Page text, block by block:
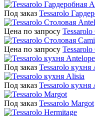
Под заказ Tessarolo
Цена по запросу
Цена по запросу
Под заказ Tessarolo кухня
Под заказ Tessarolo кухня
Под заказ Tessarolo Margot